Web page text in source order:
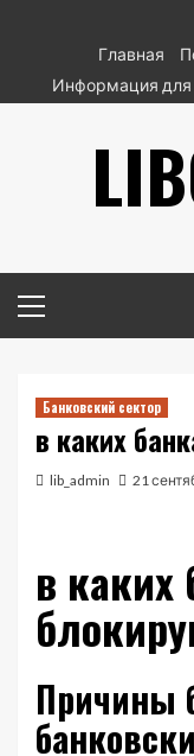
содержимому
Главная
Информация для
меню
Банковский сектор
в каких
lib_admin 21
в каких
Причины